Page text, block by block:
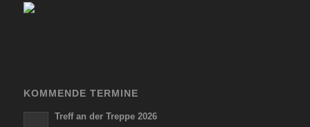
KOMMENDE TERMINE
Treff an der Treppe 2026